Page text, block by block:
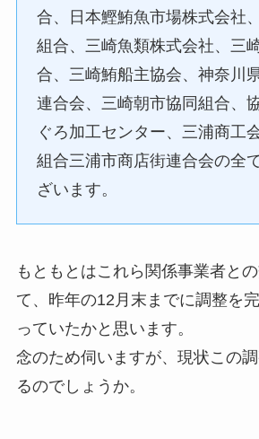
合、日本鰹鮪魚市場株式会社
組合、三崎魚類株式会社、三
合、三崎鮪船主協会、神奈川
連合会、三崎朝市協同組合、
ぐろ加工センター、三浦商工
組合三浦市商店街連合会の全
ざいます。
もともとはこれら関係事業者と
て、昨年の12月末までに調整を
っていたかと思います。
念のため伺いますが、現状この
るのでしょうか。